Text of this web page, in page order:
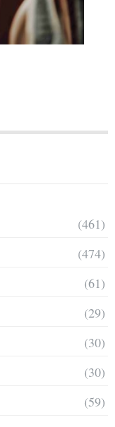
(461)
(474)
(61)
(29)
(30)
(30)
(59)